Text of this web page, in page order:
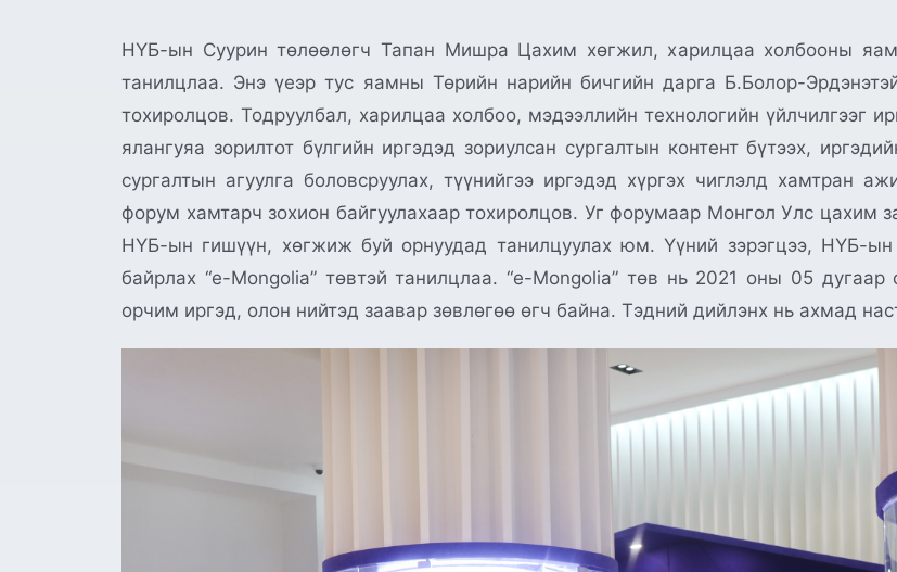
НҮБ-ын Суурин төлөөлөгч Тапан Мишра Цахим хөгжил, харилцаа холбооны яам
танилцлаа. Энэ үеэр тус яамны Төрийн нарийн бичгийн дарга Б.Болор-
тохиролцов. Тодруулбал, харилцаа холбоо, мэдээллийн технологийн үйлчилгээг
ялангуяа зорилтот бүлгийн иргэдэд зориулсан сургалтын контент бүтээх,
сургалтын агуулга боловсруулах, түүнийгээ иргэдэд хүргэх чиглэлд
форум хамтарч зохион байгуулахаар тохиролцов. Уг форумаар Монгол Улс цахим
НҮБ-ын гишүүн, хөгжиж буй орнуудад танилцуулах юм. Үүний зэрэгцээ, НҮБ-
байрлах “e-Mongolia” төвтэй танилцлаа. “e-Mongolia” төв нь 2021 оны 05
орчим иргэд, олон нийтэд заавар зөвлөгөө өгч байна. Тэдний дийлэнх нь ахмад